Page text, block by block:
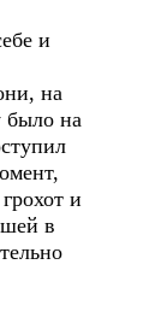
и
на
было на
и
в